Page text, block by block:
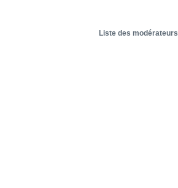
Liste des modérateurs